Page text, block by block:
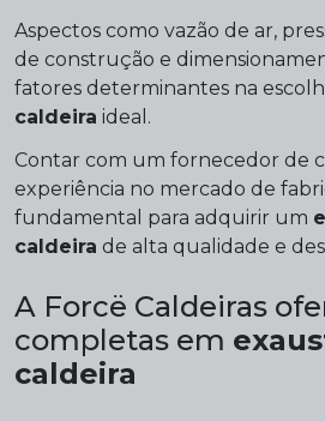
Aspectos como vazão de ar,
de construção e
fatores determinantes na
caldeira ideal.
Contar com um fornecedor de
experiência no mercado de
fundamental para adquirir um
caldeira de alta qualidade e
A Forcë Caldeiras
completas em
caldeira